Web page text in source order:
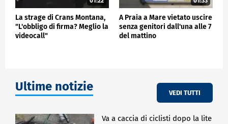
La strage di Crans Montana,
"L'obbligo di firma? Meglio la
videocall"
A Praia a Mare vietato uscire
senza genitori dall'una alle 7
del mattino
Ultime notizie VEDI TUTTI
Va a caccia di ciclisti dopo la lite